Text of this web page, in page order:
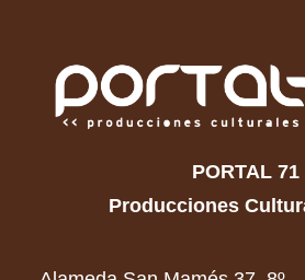
PORTAL 71
Producciones